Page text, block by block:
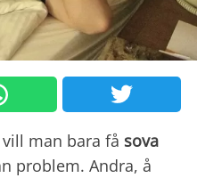
man bara få sova
problem. Andra, å